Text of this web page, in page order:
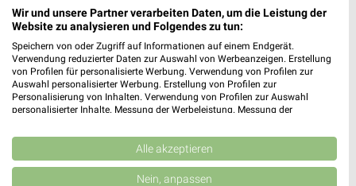
Douglas Wochenprospekt & Angebote für
Straubing
Wir und unsere Partner verarbeiten Daten, um die Leistung der
Website zu analysieren und Folgendes zu tun:
Speichern von oder Zugriff auf Informationen auf einem Endgerät.
Verwendung reduzierter Daten zur Auswahl von Werbeanzeigen. Erstellung
von Profilen für personalisierte Werbung. Verwendung von Profilen zur
Auswahl personalisierter Werbung. Erstellung von Profilen zur
Personalisierung von Inhalten. Verwendung von Profilen zur Auswahl
personalisierter Inhalte. Messung der Werbeleistung. Messung der
Kombinationen von Daten aus verschiedenen Quellen. Entwicklung und
Verbesserung der Angebote. Verwendung reduzierter Daten zur Auswahl
von Inhalten.
Daten können außerhalb der Europäischen Union weitergegeben und in die
Alle akzeptieren
Nein, anpassen